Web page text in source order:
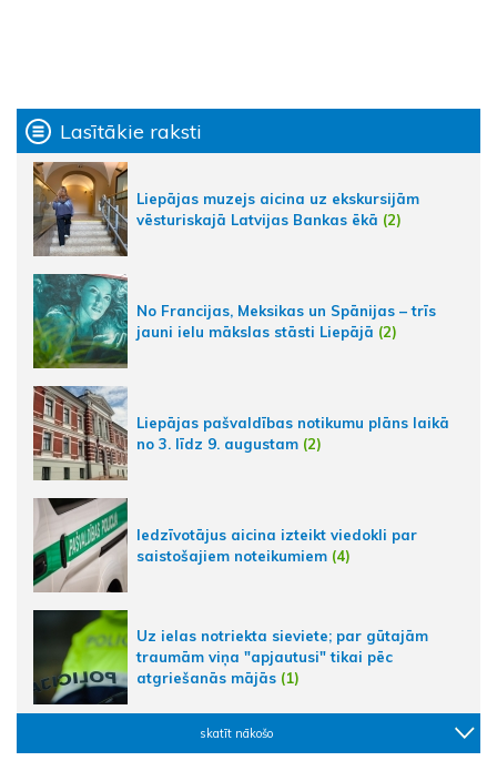
Lasītākie raksti
Liepājas muzejs aicina uz ekskursijām
vēsturiskajā Latvijas Bankas ēkā (2)
No Francijas, Meksikas un Spānijas – trīs
jauni ielu mākslas stāsti Liepājā (2)
Liepājas pašvaldības notikumu plāns laikā
no 3. līdz 9. augustam (2)
Iedzīvotājus aicina izteikt viedokli par
saistošajiem noteikumiem (4)
Uz ielas notriekta sieviete; par gūtajām
traumām viņa "apjautusi" tikai pēc
atgriešanās mājās (1)
skatīt nākošo